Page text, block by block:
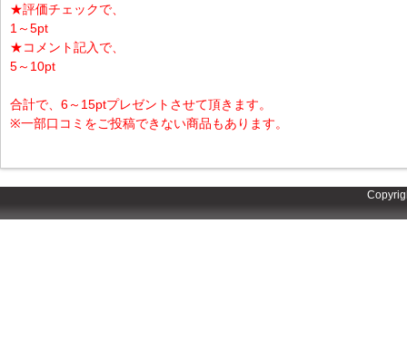
★評価チェックで、
1～5pt
★コメント記入で、
5～10pt
合計で、6～15ptプレゼントさせて頂きます。
※一部口コミをご投稿できない商品もあります。